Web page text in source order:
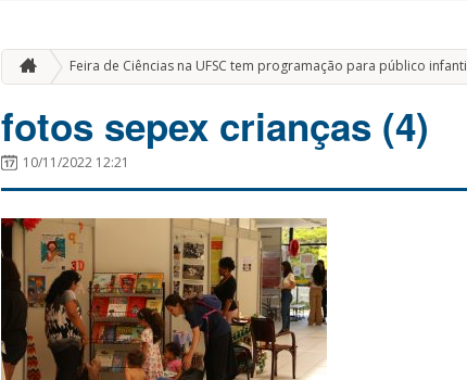
Feira de Ciências na UFSC tem programação para público
fotos sepex crianças (4)
10/11/2022 12:21